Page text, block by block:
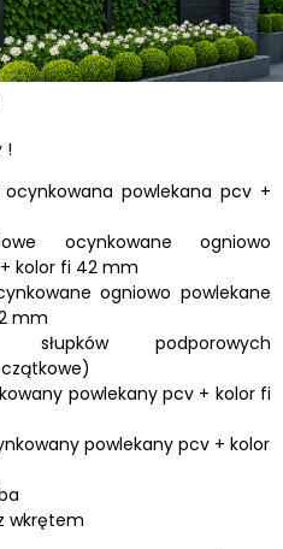
!
powlekana pcv +
ocynkowane ogniowo
kolor fi 42 mm
ogniowo powlekane
mm
podporowych
powlekany pcv + kolor fi
powlekany pcv + kolor
wkrętem